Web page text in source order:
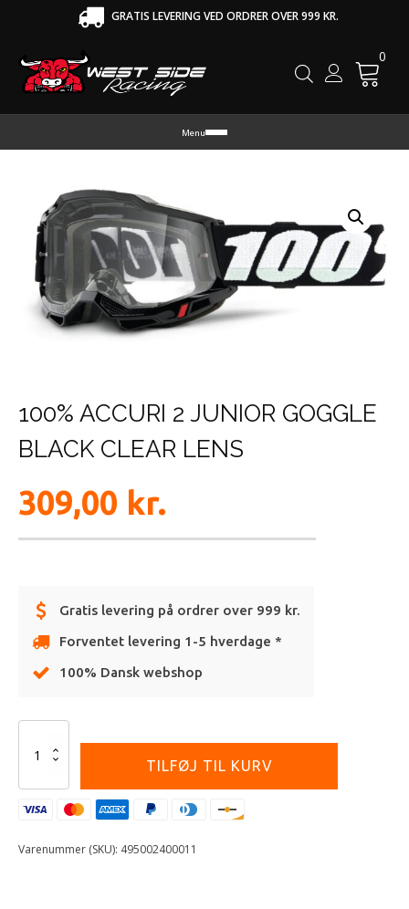
GRATIS LEVERING VED ORDRER OVER 999 KR.
0
Menu
100% ACCURI 2 JUNIOR GOGGLE
BLACK CLEAR LENS
309,00 kr.
Gratis levering på ordrer over 999 kr.
Forventet levering 1-5 hverdage *
100% Dansk webshop
ACCURI
JUNIOR
GOGGLE
LENS
TILFØJ TIL KURV
Varenummer (SKU): 495002400011